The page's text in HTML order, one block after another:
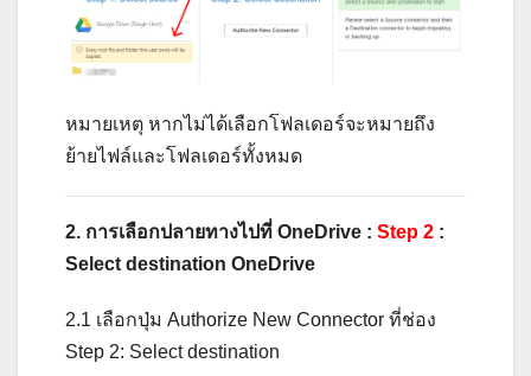
หมายเหตุ หากไม่ได้เลือกโฟลเดอร์จะหมายถึง
ย้ายไฟล์และโฟลเดอร์ทั้งหมด
2. การเลือกปลายทางไปที่ OneDrive : Step 2 :
Select destination OneDrive
2.1 เลือกปุ่ม Authorize New Connector ที่ช่อง
Step 2: Select destination